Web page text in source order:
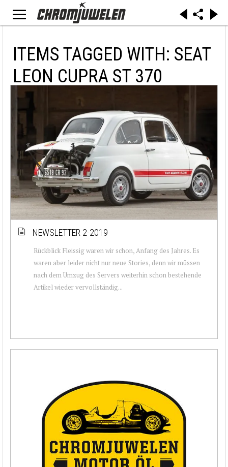
ITEMS TAGGED WITH: SEAT
LEON CUPRA ST 370
NEWSLETTER 2-2019
Rückblick Fleissig waren wir schon, Anfang des Jahres. Es
waren aber leider nicht nur neue Stories, denn wir müssen
nach dem Umzug des Servers weiterhin schon bestehende
Artikel wieder vervollständig...